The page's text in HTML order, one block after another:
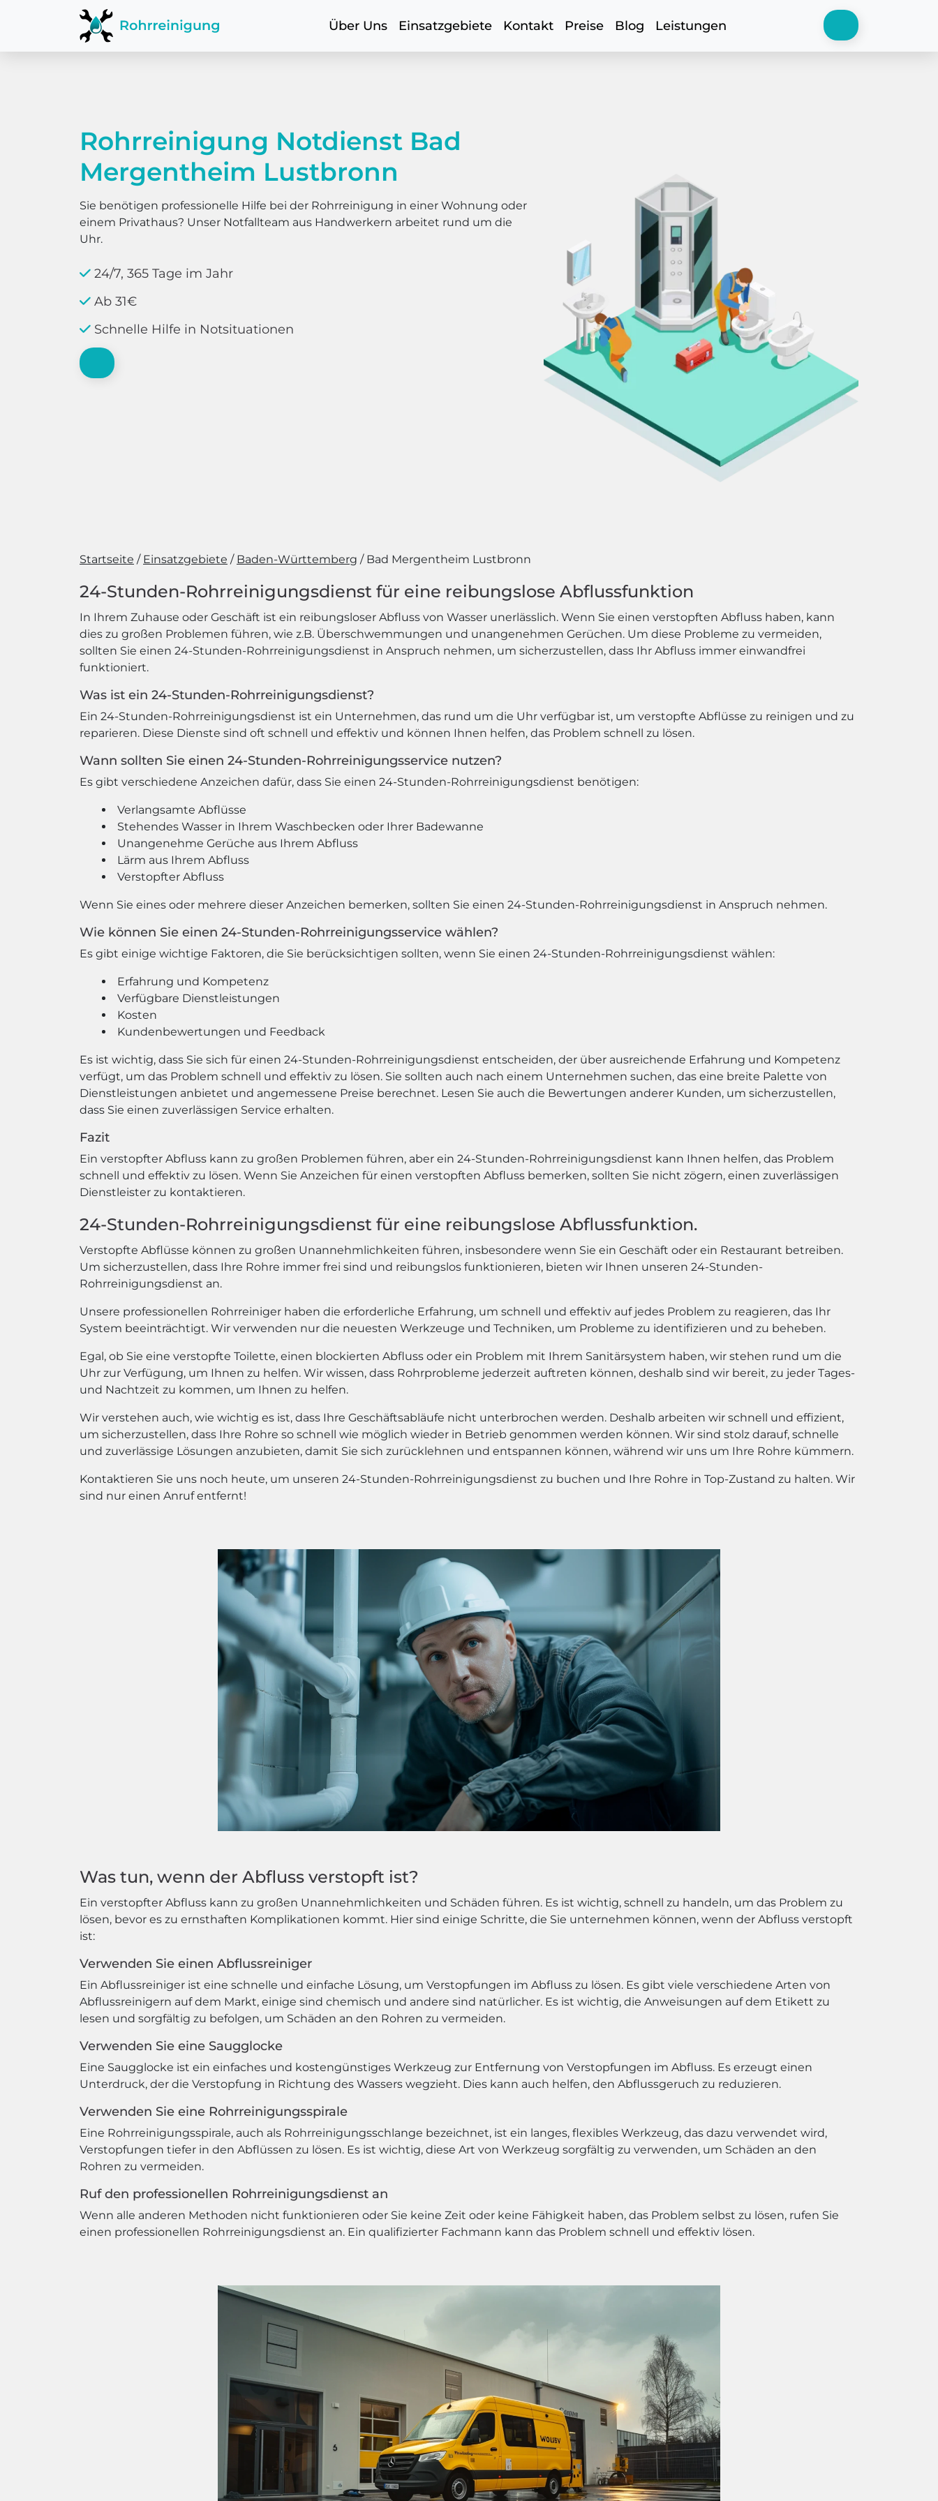
Über Uns Einsatzgebiete Kontakt Preise Blog Leistungen
Rohrreinigung Notdienst Bad
Mergentheim Lustbronn
Sie benötigen professionelle Hilfe bei der Rohrreinigung in einer Wohnung oder
einem Privathaus? Unser Notfallteam aus Handwerkern arbeitet rund um die
Uhr.
24/7, 365 Tage im Jahr
Ab 31€
Schnelle Hilfe in Notsituationen
Startseite Einsatzgebiete Baden-Württemberg Bad Mergentheim Lustbronn
24-Stunden-Rohrreinigungsdienst für eine reibungslose Abflussfunktion
In Ihrem Zuhause oder Geschäft ist ein reibungsloser Abfluss von Wasser unerlässlich. Wenn Sie einen verstopften Abfluss haben, kann
dies zu großen Problemen führen, wie z.B. Überschwemmungen und unangenehmen Gerüchen. Um diese Probleme zu vermeiden,
sollten Sie einen 24-Stunden-Rohrreinigungsdienst in Anspruch nehmen, um sicherzustellen, dass Ihr Abfluss immer einwandfrei
funktioniert.
Was ist ein 24-Stunden-Rohrreinigungsdienst?
Ein 24-Stunden-Rohrreinigungsdienst ist ein Unternehmen, das rund um die Uhr verfügbar ist, um verstopfte Abflüsse zu reinigen und zu
reparieren. Diese Dienste sind oft schnell und effektiv und können Ihnen helfen, das Problem schnell zu lösen.
Wann sollten Sie einen 24-Stunden-Rohrreinigungsservice nutzen?
Es gibt verschiedene Anzeichen dafür, dass Sie einen 24-Stunden-Rohrreinigungsdienst benötigen:
Verlangsamte Abflüsse
Stehendes Wasser in Ihrem Waschbecken oder Ihrer Badewanne
Unangenehme Gerüche aus Ihrem Abfluss
Lärm aus Ihrem Abfluss
Verstopfter Abfluss
Wenn Sie eines oder mehrere dieser Anzeichen bemerken, sollten Sie einen 24-Stunden-Rohrreinigungsdienst in Anspruch nehmen.
Wie können Sie einen 24-Stunden-Rohrreinigungsservice wählen?
Es gibt einige wichtige Faktoren, die Sie berücksichtigen sollten, wenn Sie einen 24-Stunden-Rohrreinigungsdienst wählen:
Erfahrung und Kompetenz
Verfügbare Dienstleistungen
Kosten
Kundenbewertungen und Feedback
Es ist wichtig, dass Sie sich für einen 24-Stunden-Rohrreinigungsdienst entscheiden, der über ausreichende Erfahrung und Kompetenz
verfügt, um das Problem schnell und effektiv zu lösen. Sie sollten auch nach einem Unternehmen suchen, das eine breite Palette von
Dienstleistungen anbietet und angemessene Preise berechnet. Lesen Sie auch die Bewertungen anderer Kunden, um sicherzustellen,
dass Sie einen zuverlässigen Service erhalten.
Fazit
Ein verstopfter Abfluss kann zu großen Problemen führen, aber ein 24-Stunden-Rohrreinigungsdienst kann Ihnen helfen, das Problem
schnell und effektiv zu lösen. Wenn Sie Anzeichen für einen verstopften Abfluss bemerken, sollten Sie nicht zögern, einen zuverlässigen
Dienstleister zu kontaktieren.
24-Stunden-Rohrreinigungsdienst für eine reibungslose Abflussfunktion.
Verstopfte Abflüsse können zu großen Unannehmlichkeiten führen, insbesondere wenn Sie ein Geschäft oder ein Restaurant betreiben.
Um sicherzustellen, dass Ihre Rohre immer frei sind und reibungslos funktionieren, bieten wir Ihnen unseren 24-Stunden-
Rohrreinigungsdienst an.
Unsere professionellen Rohrreiniger haben die erforderliche Erfahrung, um schnell und effektiv auf jedes Problem zu reagieren, das Ihr
System beeinträchtigt. Wir verwenden nur die neuesten Werkzeuge und Techniken, um Probleme zu identifizieren und zu beheben.
Egal, ob Sie eine verstopfte Toilette, einen blockierten Abfluss oder ein Problem mit Ihrem Sanitärsystem haben, wir stehen rund um die
Uhr zur Verfügung, um Ihnen zu helfen. Wir wissen, dass Rohrprobleme jederzeit auftreten können, deshalb sind wir bereit, zu jeder Tages-
und Nachtzeit zu kommen, um Ihnen zu helfen.
Wir verstehen auch, wie wichtig es ist, dass Ihre Geschäftsabläufe nicht unterbrochen werden. Deshalb arbeiten wir schnell und effizient,
um sicherzustellen, dass Ihre Rohre so schnell wie möglich wieder in Betrieb genommen werden können. Wir sind stolz darauf, schnelle
und zuverlässige Lösungen anzubieten, damit Sie sich zurücklehnen und entspannen können, während wir uns um Ihre Rohre kümmern.
Kontaktieren Sie uns noch heute, um unseren 24-Stunden-Rohrreinigungsdienst zu buchen und Ihre Rohre in Top-Zustand zu halten. Wir
sind nur einen Anruf entfernt!
Was tun, wenn der Abfluss verstopft ist?
Ein verstopfter Abfluss kann zu großen Unannehmlichkeiten und Schäden führen. Es ist wichtig, schnell zu handeln, um das Problem zu
lösen, bevor es zu ernsthaften Komplikationen kommt. Hier sind einige Schritte, die Sie unternehmen können, wenn der Abfluss verstopft
ist:
Verwenden Sie einen Abflussreiniger
Ein Abflussreiniger ist eine schnelle und einfache Lösung, um Verstopfungen im Abfluss zu lösen. Es gibt viele verschiedene Arten von
Abflussreinigern auf dem Markt, einige sind chemisch und andere sind natürlicher. Es ist wichtig, die Anweisungen auf dem Etikett zu
lesen und sorgfältig zu befolgen, um Schäden an den Rohren zu vermeiden.
Verwenden Sie eine Saugglocke
Eine Saugglocke ist ein einfaches und kostengünstiges Werkzeug zur Entfernung von Verstopfungen im Abfluss. Es erzeugt einen
Unterdruck, der die Verstopfung in Richtung des Wassers wegzieht. Dies kann auch helfen, den Abflussgeruch zu reduzieren.
Verwenden Sie eine Rohrreinigungsspirale
Eine Rohrreinigungsspirale, auch als Rohrreinigungsschlange bezeichnet, ist ein langes, flexibles Werkzeug, das dazu verwendet wird,
Verstopfungen tiefer in den Abflüssen zu lösen. Es ist wichtig, diese Art von Werkzeug sorgfältig zu verwenden, um Schäden an den
Rohren zu vermeiden.
Ruf den professionellen Rohrreinigungsdienst an
Wenn alle anderen Methoden nicht funktionieren oder Sie keine Zeit oder keine Fähigkeit haben, das Problem selbst zu lösen, rufen Sie
einen professionellen Rohrreinigungsdienst an. Ein qualifizierter Fachmann kann das Problem schnell und effektiv lösen.